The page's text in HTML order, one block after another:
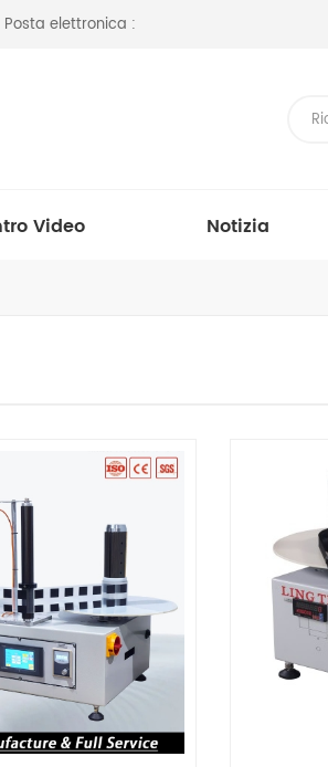
Posta elettronica :
Video Notizia